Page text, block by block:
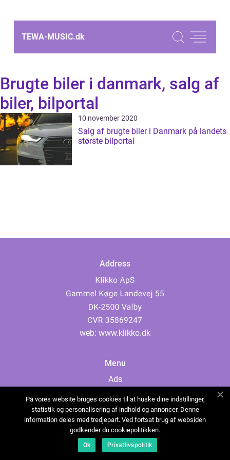
TEWA-MUSIC.dk
Brugte biler i danmark, salg af
biler, bilportal
10 november 2020
Salg af brugte biler i Danmark på landets
største bilportal
Address
web: www.klikko.dk
Menu
Ads
Cookies
Contact
Sitemap
På vores website bruges cookies til at huske dine indstillinger,
statistik og personalisering af indhold og annoncer. Denne
information deles med tredjepart. Ved fortsat brug af websiden
godkender du cookiepolitikken.
Ok Privatlivspolitik